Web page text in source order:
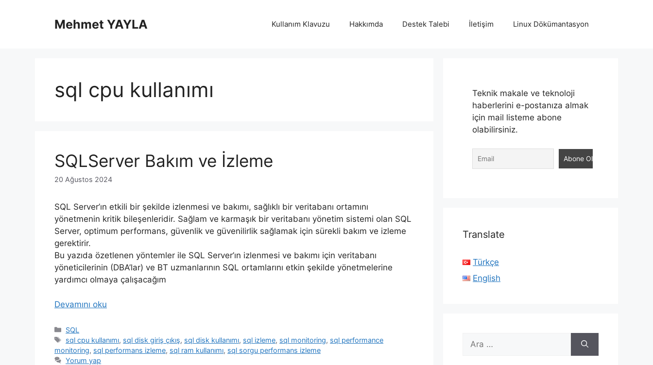
Mehmet YAYLA Kullanım Klavuzu Hakkımda Destek Talebi İletişim Linux Dökümantasyon
sql cpu kullanımı
SQLServer Bakım ve İzleme
20 Ağustos 2024
SQL Server’ın etkili bir şekilde izlenmesi ve bakımı, sağlıklı bir veritabanı ortamını
yönetmenin kritik bileşenleridir. Sağlam ve karmaşık bir veritabanı yönetim sistemi olan SQL
Server, optimum performans, güvenlik ve güvenilirlik sağlamak için sürekli bakım ve izleme
gerektirir.
Bu yazıda özetlenen yöntemler ile SQL Server’ın izlenmesi ve bakımı için veritabanı
yöneticilerinin (DBA’lar) ve BT uzmanlarının SQL ortamlarını etkin şekilde yönetmelerine
yardımcı olmaya çalışacağım
Devamını oku
Kategoriler
SQL
Etiketler
sql cpu kullanımı, sql disk giriş çıkış, sql disk kullanımı, sql izleme, sql monitoring, sql performance
monitoring, sql performans izleme, sql ram kullanımı, sql sorgu performans izleme
Yorum yap
Teknik makale ve teknoloji
haberlerini e-postanıza almak
için mail listeme abone
olabilirsiniz.
Translate
Türkçe
English
için